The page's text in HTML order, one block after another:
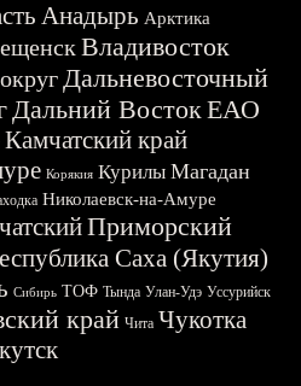
Анадырь Арктика
Владивосток
Дальневосточный
Дальний ВостокЕАО
Камчатский край
Корякия Курилы Магадан
Николаевск-на-Амуре
Приморский
Саха (Якутия)
Сибирь ТОФ Тында Улан-Удэ Уссурийск
край Чита Чукотка